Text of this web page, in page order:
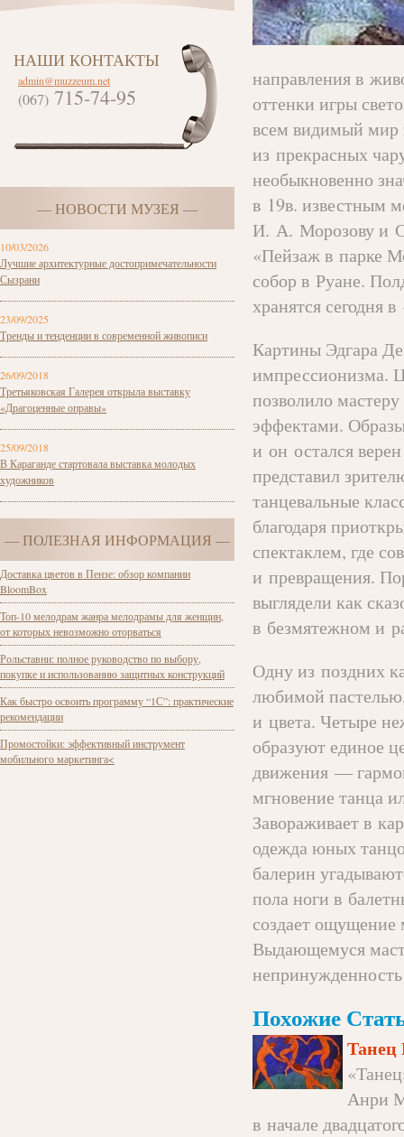
НАШИ КОНТАКТЫ
admin@muzzeum.net
(067) 715-74-95
— НОВОСТИ МУЗЕЯ —
10/03/2026
Лучшие архитектурные достопримечательности
Сызрани
23/09/2025
Тренды и тенденции в современной живописи
26/09/2018
Третьяковская Галерея открыла выставку
«Драгоценные оправы»
25/09/2018
В Караганде стартовала выставка молодых
художников
— ПОЛЕЗНАЯ ИНФОРМАЦИЯ —
Доставка цветов в Пензе: обзор компании
BloomBox
Топ-10 мелодрам жанра мелодрамы для женщин,
от которых невозможно оторваться
Рольставни: полное руководство по выбору,
покупке и использованию защитных конструкций
Как быстро освоить программу “1С”: практические
рекомендации
Промостойки: эффективный инструмент
мобильного маркетинга<
направления в
оттенки игры
всем видимый мир
из прекрасных
необыкновенно
в 19в. известным
И. А. Морозову и
«Пейзаж в парке
собор в Руане.
хранятся сегодня
Картины Эдгара
импрессионизма.
позволило
эффектами.
и он остался
представил
танцевальные
благодаря
спектаклем, где
и превращения.
выглядели как
в безмятежном и
Одну из поздних
любимой
и цвета. Четыре
образуют единое
движения —
мгновение танца
Завораживает в
одежда юных
балерин
пола ноги в
создает
Выдающемуся
Похожие
Танец
Анри
в начале